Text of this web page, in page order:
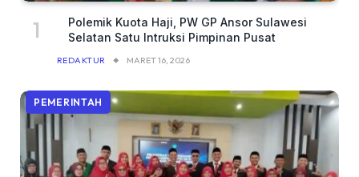
Polemik Kuota Haji, PW GP Ansor Sulawesi
Selatan Satu Intruksi Pimpinan Pusat
REDAKTUR MARET 16, 2026
PEMERINTAH